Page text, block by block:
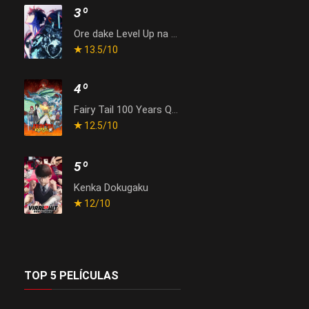
3º
Ore dake Level Up na Ken Season 2: Arise from the Shadow
13.5/10
4º
Fairy Tail 100 Years Quest
12.5/10
5º
Kenka Dokugaku
12/10
TOP 5 PELÍCULAS